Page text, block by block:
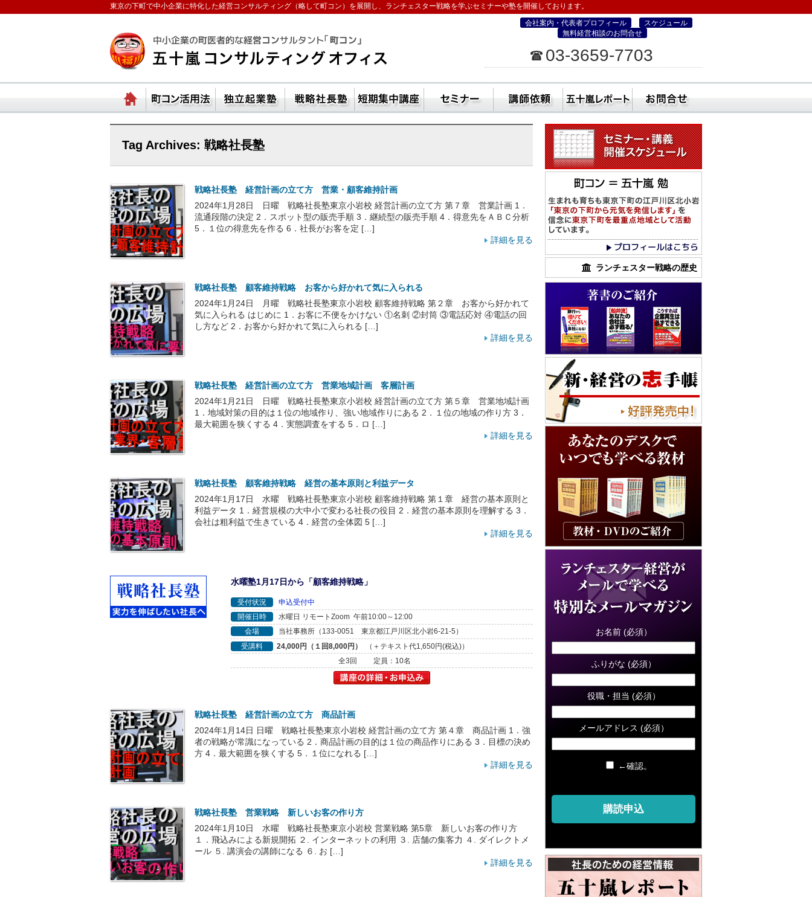
東京の下町で中小企業に特化した経営コンサルティング（略して町コン）を展開し、ランチェスター戦略を学ぶセミナーや塾を開催しております。
ランチェスターの法則を学ぶなら五十嵐コンサルティングオフィス
会社案内・代表者プロフィール
スケジュール
無料経営相談のお問合せ
03-3659-7703
ホーム 町コン活用方法 独立起業塾 戦略社長塾東京・（ランチェスター経営・町コン経営塾）
短期集中講座 セミナー 社員研修・講師依頼五十嵐レポート
Tag Archives: 戦略社長塾
戦略社長塾 経営計画の立て方 営業・顧客維持計画
2024年1月28日 日曜 戦略社長塾東京小岩校 経営計画の立て方 第７章 営業計画 1．
流通段階の決定 2．スポット型の販売手順 3．継続型の販売手順 4．得意先をＡＢＣ分析
5．１位の得意先を作る 6．社長がお客を定 […]
詳細を見る
戦略社長塾 顧客維持戦略 お客から好かれて気に入られる
2024年1月24日 月曜 戦略社長塾東京小岩校 顧客維持戦略 第２章 お客から好かれて
気に入られる はじめに 1．お客に不便をかけない ①名刺 ②封筒 ③電話応対 ④電話の回
し方など 2．お客から好かれて気に入られる […]
詳細を見る
戦略社長塾 経営計画の立て方 営業地域計画 客層計画
2024年1月21日 日曜 戦略社長塾東京小岩校 経営計画の立て方 第５章 営業地域計画
1．地域対策の目的は１位の地域作り、強い地域作りにある 2．１位の地域の作り方 3．
最大範囲を狭くする 4．実態調査をする 5．ロ […]
詳細を見る
戦略社長塾 顧客維持戦略 経営の基本原則と利益データ
2024年1月17日 水曜 戦略社長塾東京小岩校 顧客維持戦略 第１章 経営の基本原則と
利益データ 1．経営規模の大中小で変わる社長の役目 2．経営の基本原則を理解する 3．
会社は粗利益で生きている 4．経営の全体図 5 […]
詳細を見る
水曜塾1月17日から「顧客維持戦略」
受付状況
申込受付中
開催日時
水曜日 リモートZoom 午前10:00～12:00
会場
当社事務所（133-0051 東京都江戸川区北小岩6-21-5）
受講料
24,000円（１回8,000円）
（＋テキスト代1,650円(税込)）
全3回
定員：10名
戦略社長塾 経営計画の立て方 商品計画
2024年1月14日 日曜 戦略社長塾東京小岩校 経営計画の立て方 第４章 商品計画 1．強
者の戦略が常識になっている 2．商品計画の目的は１位の商品作りにある 3．目標の決め
方 4．最大範囲を狭くする 5．１位になれる […]
詳細を見る
戦略社長塾 営業戦略 新しいお客の作り方
2024年1月10日 水曜 戦略社長塾東京小岩校 営業戦略 第5章 新しいお客の作り方
１．飛込みによる新規開拓 ２. インターネットの利用 ３. 店舗の集客力 ４. ダイレクトメ
ール ５. 講演会の講師になる ６. お […]
詳細を見る
ランチェスター戦略の歴史
お名前 (必須）
ふりがな (必須）
役職・担当 (必須）
メールアドレス (必須）
←確認。